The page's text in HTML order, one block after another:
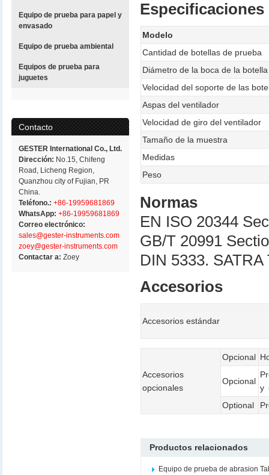
Equipo de prueba para papel y
envasado
Equipo de prueba ambiental
Equipos de prueba para
juguetes
Contacto
GESTER International Co., Ltd.
Dirección: No.15, Chifeng
Road, Licheng Region,
Quanzhou city of Fujian, PR
China.
Teléfono.: +86-19959681869
WhatsApp: +86-19959681869
Correo electrónico:
sales@gester-instruments.com
zoey@gester-instruments.com
Contactar a:Zoey
Especificaciones
Modelo
Cantidad de botellas de prueba
Diámetro de la boca de la botella
Velocidad del soporte de las
Aspas del ventilador
Velocidad de giro del ventilador
Tamaño de la muestra
Medidas
Peso
Normas
EN ISO 20344
GB/T 20991
DIN 5333. SATRA
Accesorios
Accesorios estándar
Accesorios
opcionales
Opcional
Opcional
y
Optional
Productos relacionados
Equipo de prueba de abrasion